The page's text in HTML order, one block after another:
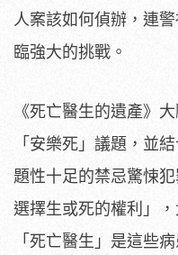
人案該如何偵辦， 連
臨強大的挑戰。
《死亡醫生的遺產》
「安樂死」 議題，並結
題性十足的禁忌驚悚
選擇生或死的權利」
「 死亡醫生」是這些